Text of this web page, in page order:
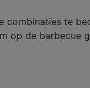
te
op de barbecue